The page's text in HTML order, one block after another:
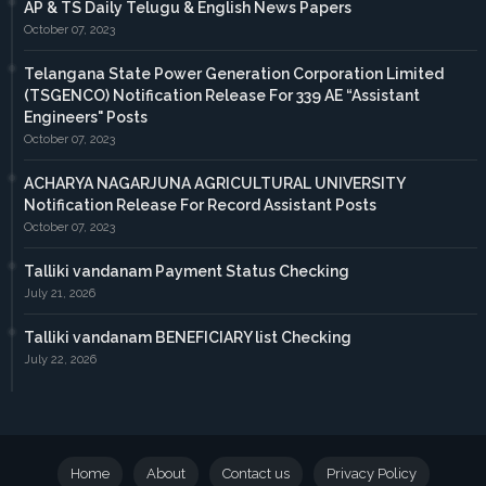
AP & TS Daily Telugu & English News Papers
October 07, 2023
Telangana State Power Generation Corporation Limited
(TSGENCO) Notification Release For 339 AE “Assistant
Engineers" Posts
October 07, 2023
ACHARYA NAGARJUNA AGRICULTURAL UNIVERSITY
Notification Release For Record Assistant Posts
October 07, 2023
Talliki vandanam Payment Status Checking
July 21, 2026
Talliki vandanam BENEFICIARY list Checking
July 22, 2026
Home About Contact us Privacy Policy